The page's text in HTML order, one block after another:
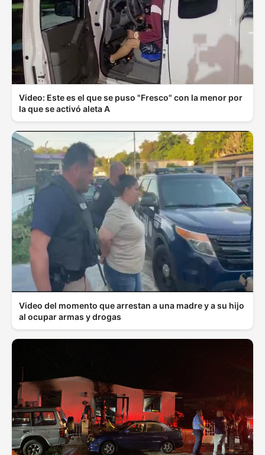
Video: Este es el que se puso "Fresco" con la menor por
la que se activó aleta A
Video del momento que arrestan a una madre y a su hijo
al ocupar armas y drogas